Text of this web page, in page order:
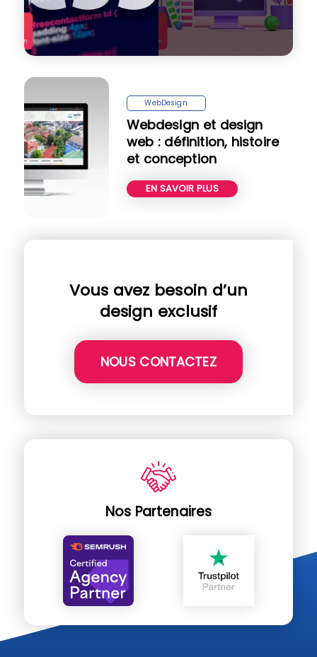
WebDesign
Webdesign et design
web : définition, histoire
et conception
EN SAVOIR PLUS
Vous avez besoin d’un
design exclusif
NOUS CONTACTEZ
Nos Partenaires